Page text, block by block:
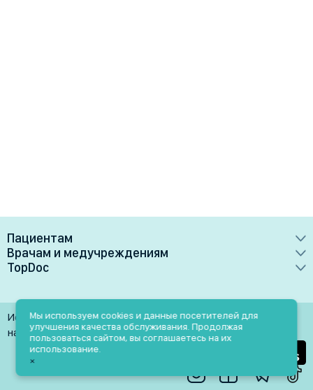
Пациентам
Врачи
Клиники
Лаборатории
Услуги
Блог
Акции и скидки
Врачам и медучреждениям
Преимущества
Медучреждениям
Врачам
TopDoc
Контакты
Помощь
Использование материалов разрешено только при
наличии активной ссылки на источник
Мы используем cookies и данные посетителей для
улучшения качества обслуживания. Продолжая
пользоваться сайтом, вы соглашаетесь на их
использование.
×